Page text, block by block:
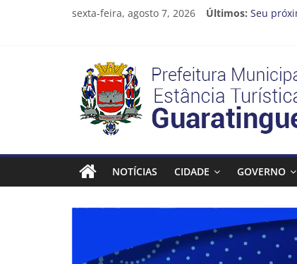
sexta-feira, agosto 7, 2026 Últimos: Seu
A
Prefeitura
Estância
Turística
Guaratinguetá
Turística
NOTÍCIAS CIDADE GOVERNO